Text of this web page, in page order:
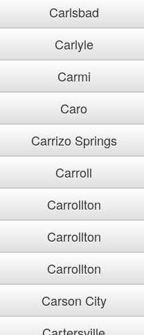
Carlsbad
Carlyle
Carmi
Caro
Carrizo Springs
Carroll
Carrollton
Carrollton
Carrollton
Carson City